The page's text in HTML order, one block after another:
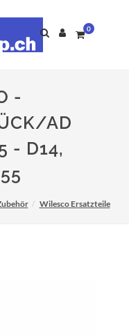
0
-
AD
- D14,
Wilesco Ersatzteile